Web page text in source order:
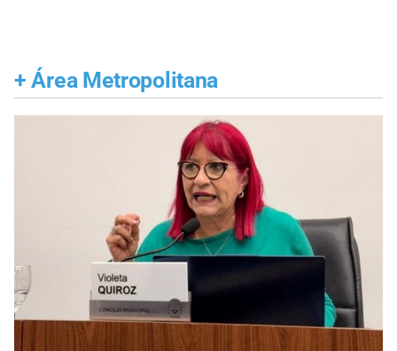
+ Área Metropolitana